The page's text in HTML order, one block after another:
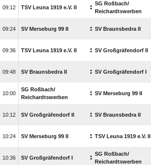
 TSV Leuna 1919 e.V. II : SG Roßbach/​
Reichardtswerben
 SV Merseburg 99 II : SV Braunsbedra II
 TSV Leuna 1919 e.V. II : SV Großgräfendorf II
 SV Braunsbedra II : SV Großgräfendorf I

SG Roßbach/​
Reichardtswerben
: SV Merseburg 99 II
 SV Großgräfendorf II : SV Braunsbedra II
 SV Merseburg 99 II : TSV Leuna 1919 e.V. II
 SV Großgräfendorf I : SG Roßbach/​
Reichardtswerben